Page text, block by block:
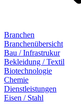
Branchen
Branchenübersicht
Bau / Infrastrukur
Bekleidung / Textil
Biotechnologie
Chemie
Dienstleistungen
Eisen / Stahl